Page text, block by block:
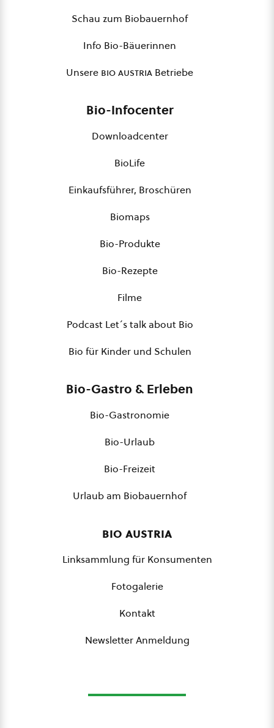
Schau zum Biobauernhof
Info Bio-Bäuerinnen
Unsere bio austria Betriebe
Bio-Infocenter
Downloadcenter
BioLife
Einkaufsführer, Broschüren
Biomaps
Bio-Produkte
Bio-Rezepte
Filme
Podcast Let´s talk about Bio
Bio für Kinder und Schulen
Bio-Gastro & Erleben
Bio-Gastronomie
Bio-Urlaub
Bio-Freizeit
Urlaub am Biobauernhof
bio austria
Linksammlung für Konsumenten
Fotogalerie
Kontakt
Newsletter Anmeldung